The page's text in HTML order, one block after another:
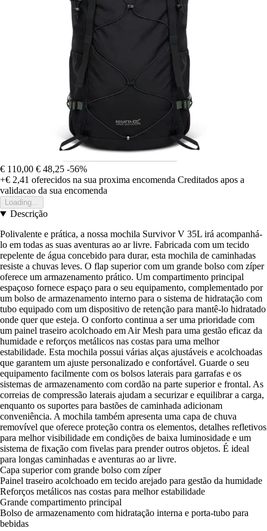
€ 110,00 € 48,25 -56%
+€ 2,41 oferecidos na sua proxima encomenda Creditados apos a
validacao da sua encomenda
Loading...
Descrição
Polivalente e prática, a nossa mochila Survivor V 35L irá acompanhá-
lo em todas as suas aventuras ao ar livre. Fabricada com um tecido
repelente de água concebido para durar, esta mochila de caminhadas
resiste a chuvas leves. O flap superior com um grande bolso com zíper
oferece um armazenamento prático. Um compartimento principal
espaçoso fornece espaço para o seu equipamento, complementado por
um bolso de armazenamento interno para o sistema de hidratação com
tubo equipado com um dispositivo de retenção para mantê-lo hidratado
onde quer que esteja. O conforto continua a ser uma prioridade com
um painel traseiro acolchoado em Air Mesh para uma gestão eficaz da
humidade e reforços metálicos nas costas para uma melhor
estabilidade. Esta mochila possui várias alças ajustáveis e acolchoadas
que garantem um ajuste personalizado e confortável. Guarde o seu
equipamento facilmente com os bolsos laterais para garrafas e os
sistemas de armazenamento com cordão na parte superior e frontal. As
correias de compressão laterais ajudam a securizar e equilibrar a carga,
enquanto os suportes para bastões de caminhada adicionam
conveniência. A mochila também apresenta uma capa de chuva
removível que oferece proteção contra os elementos, detalhes refletivos
para melhor visibilidade em condições de baixa luminosidade e um
sistema de fixação com fivelas para prender outros objetos. É ideal
para longas caminhadas e aventuras ao ar livre.
Capa superior com grande bolso com zíper
Painel traseiro acolchoado em tecido arejado para gestão da humidade
Reforços metálicos nas costas para melhor estabilidade
Grande compartimento principal
Bolso de armazenamento com hidratação interna e porta-tubo para
bebidas